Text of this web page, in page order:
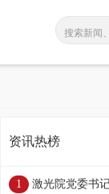
资讯热榜
激光院党委书